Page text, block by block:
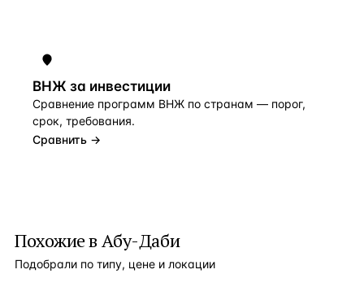
ВНЖ за инвестиции
Сравнение программ ВНЖ по странам — порог,
срок, требования.
Сравнить →
Похожие в Абу-Даби
Подобрали по типу, цене и локации